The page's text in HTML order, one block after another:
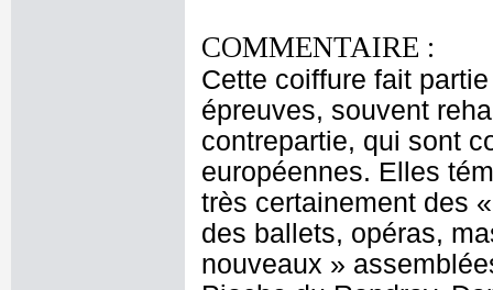
COMMENTAIRE :
Cette coiffure fait
épreuves, souvent
contrepartie, qui sont
européennes. Elles
très certainement des
des ballets, opéras,
nouveaux »